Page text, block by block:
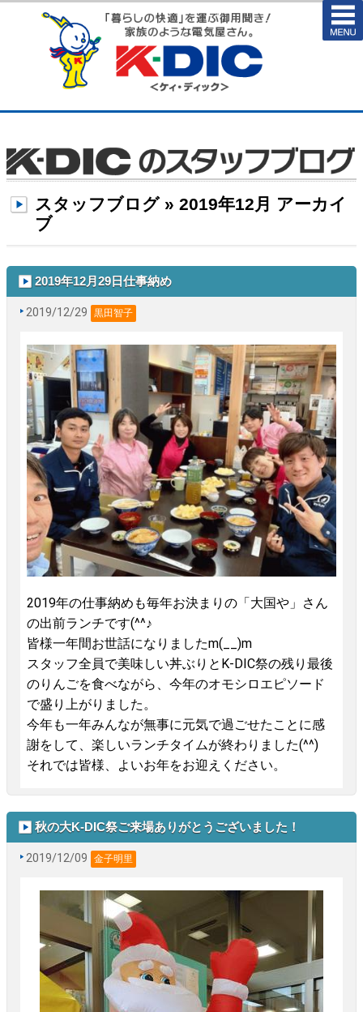
スタッフブログ » 2019年12月 アーカイ
ブ
2019年12月29日仕事納め
2019/12/29 黒田智子
2019年の仕事納めも毎年お決まりの「大国や」さん
の出前ランチです(^^♪
皆様一年間お世話になりましたm(__)m
スタッフ全員で美味しい丼ぶりとK-DIC祭の残り最後
のりんごを食べながら、今年のオモシロエピソード
で盛り上がりました。
今年も一年みんなが無事に元気で過ごせたことに感
謝をして、楽しいランチタイムが終わりました(^^)
それでは皆様、よいお年をお迎えください。
秋の大K-DIC祭ご来場ありがとうございました！
2019/12/09 金子明里